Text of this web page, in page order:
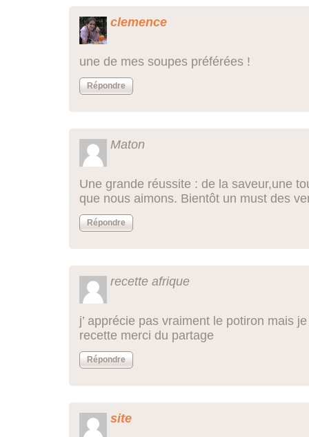
clemence
une de mes soupes préférées !
Répondre
Maton
Une grande réussite : de la saveur,une
que nous aimons. Bientôt un must des
Répondre
recette afrique
j’ apprécie pas vraiment le potiron mais
recette merci du partage
Répondre
site